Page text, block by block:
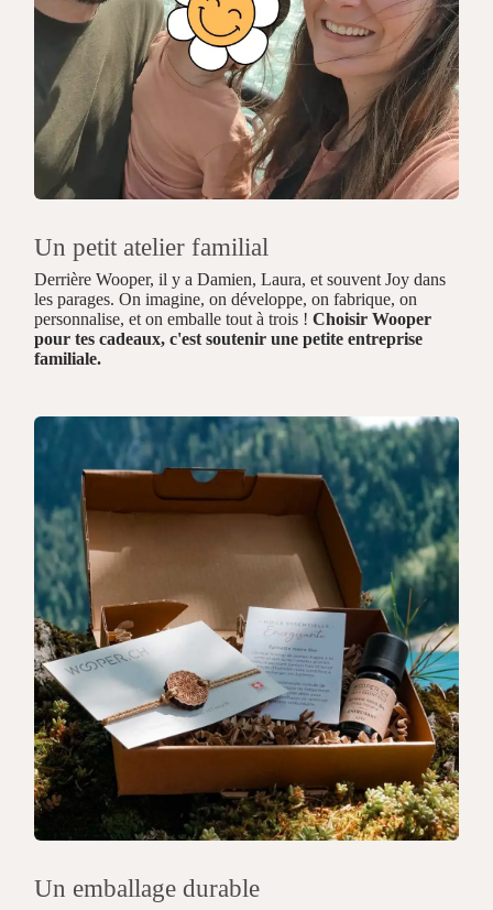
Un petit atelier familial
Derrière Wooper, il y a Damien, Laura, et souvent Joy dans
les parages. On imagine, on développe, on fabrique, on
personnalise, et on emballe tout à trois !Choisir Wooper
pour tes cadeaux, c'est soutenir une petite entreprise
familiale.
Un emballage durable